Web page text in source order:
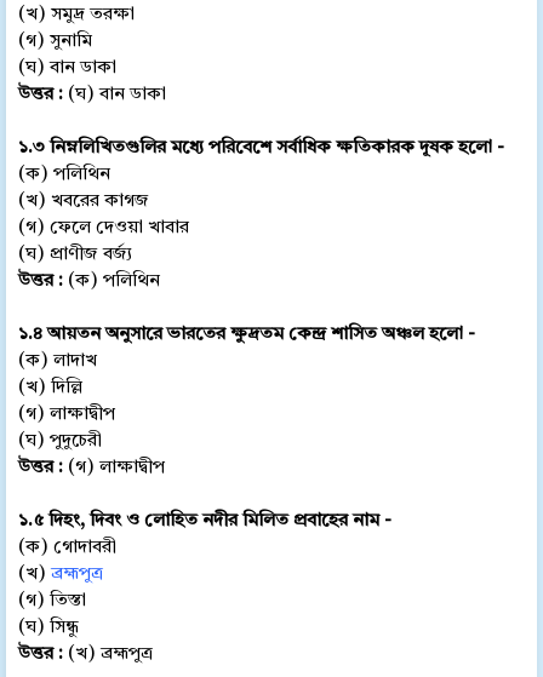
(খ) সমুদ্র তরক্ষা
(গ) সুনামি
(ঘ) বান ডাকা
উত্তর : (ঘ) বান ডাকা
১.৩ নিম্নলিখিতগুলির মধ্যে পরিবেশে সর্বাধিক ক্ষতিকারক দূষক হলো -
(ক) পলিথিন
(খ) খবরের কাগজ
(গ) ফেলে দেওয়া খাবার
(ঘ) প্রাণীজ বর্জ্য
উত্তর : (ক) পলিথিন
১.৪ আয়তন অনুসারে ভারতের ক্ষুদ্রতম কেন্দ্র শাসিত অঞ্চল হলো -
(ক) লাদাখ
(খ) দিল্লি
(গ) লাক্ষাদ্বীপ
(ঘ) পুদুচেরী
উত্তর : (গ) লাক্ষাদ্বীপ
১.৫ দিহং, দিবং ও লোহিত নদীর মিলিত প্রবাহের নাম -
(ক) গোদাবরী
(খ)ব্রহ্মপুত্র
(গ) তিস্তা
(ঘ) সিন্ধু
উত্তর : (খ) ব্রহ্মপুত্র